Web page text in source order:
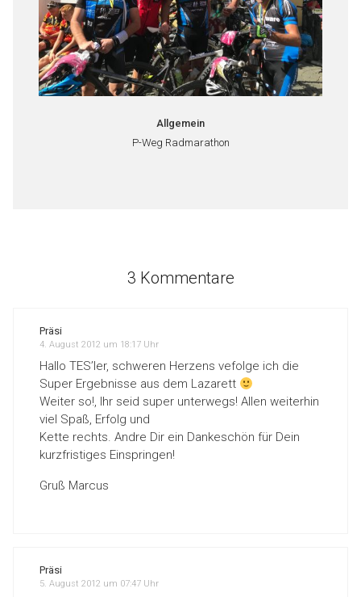
Allgemein
P-Weg Radmarathon
3 Kommentare
Präsi
4. August 2012 um 18:17 Uhr
Hallo TES’ler, schweren Herzens vefolge ich die
Super Ergebnisse aus dem Lazarett
Weiter so!, Ihr seid super unterwegs! Allen weiterhin
viel Spaß, Erfolg und
Kette rechts. Andre Dir ein Dankeschön für Dein
kurzfristiges Einspringen!
Gruß Marcus
Präsi
5. August 2012 um 07:47 Uhr